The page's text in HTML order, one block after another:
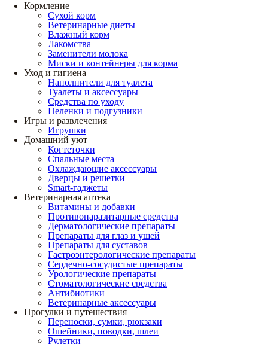
Кормление
Сухой корм
Ветеринарные диеты
Влажный корм
Лакомства
Заменители молока
Миски и контейнеры для корма
Уход и гигиена
Наполнители для туалета
Туалеты и аксессуары
Средства по уходу
Пеленки и подгузники
Игры и развлечения
Игрушки
Домашний уют
Когтеточки
Спальные места
Охлаждающие аксессуары
Дверцы и решетки
Smart-гаджеты
Ветеринарная аптека
Витамины и добавки
Противопаразитарные средства
Дерматологические препараты
Препараты для глаз и ушей
Препараты для суставов
Гастроэнтерологические препараты
Сердечно-сосудистые препараты
Урологические препараты
Стоматологические средства
Антибиотики
Ветеринарные аксессуары
Прогулки и путешествия
Переноски, сумки, рюкзаки
Ошейники, поводки, шлеи
Рулетки